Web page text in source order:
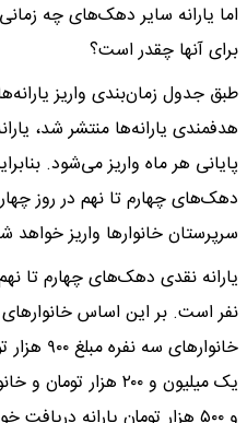
اما یارانه سایر دهک‌های چه
برای آنها چقدر است؟
هدفمندی یارانه‌ها منتشر شد،
پایانی هر ماه واریز می‌شود.
سرپرستان خانوارها واریز خواهد
یک میلیون و ۲۰۰